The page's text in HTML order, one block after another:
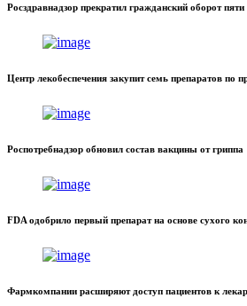
Росздравнадзор прекратил гражданский оборот пяти
Центр лекобеспечения закупит семь препаратов по
Роспотребнадзор обновил состав вакцины от гриппа
FDA одобрило первый препарат на основе сухого
Фармкомпании расширяют доступ пациентов к